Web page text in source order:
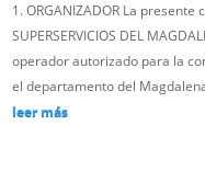
1. ORGANIZADOR La
SUPERSERVICIOS DEL
operador autorizado para la
el departamento del
leer más